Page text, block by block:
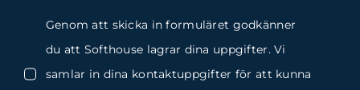
Genom att skicka in formuläret godkänner
du att Softhouse lagrar dina uppgifter. Vi
samlar in dina kontaktuppgifter för att kunna